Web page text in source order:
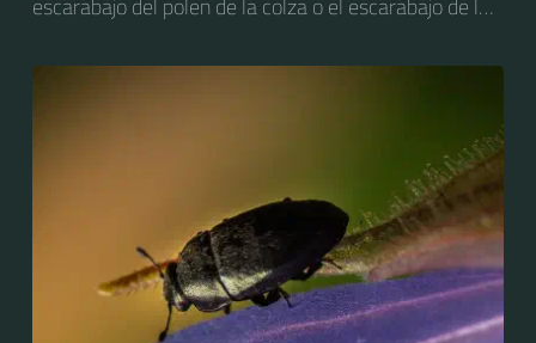
Meligethes aeneus.